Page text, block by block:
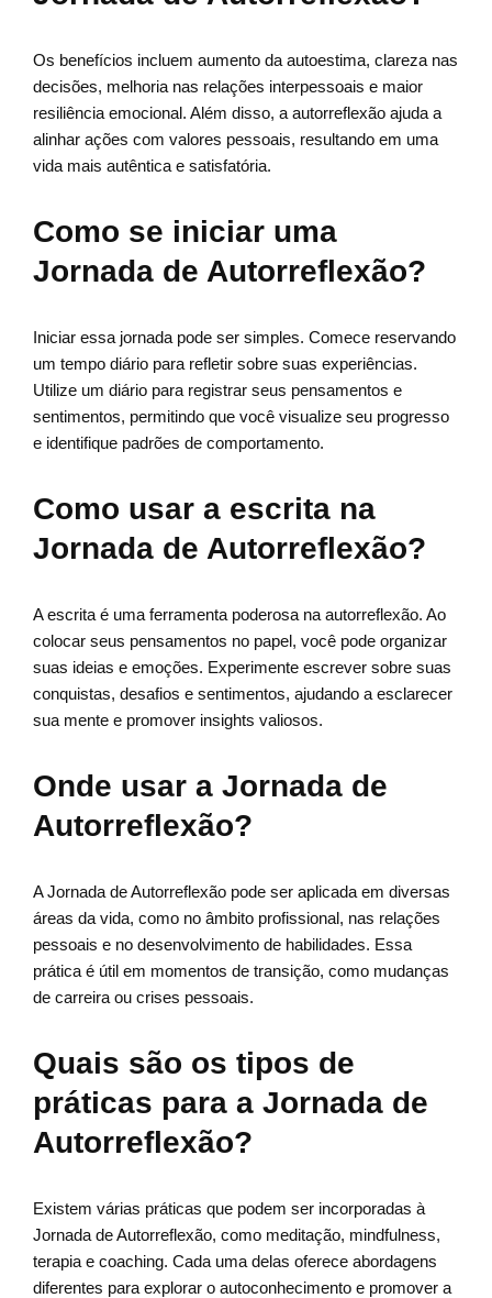
Os benefícios incluem aumento da autoestima, clareza nas
decisões, melhoria nas relações interpessoais e maior
resiliência emocional. Além disso, a autorreflexão ajuda a
alinhar ações com valores pessoais, resultando em uma
vida mais autêntica e satisfatória.
Como se iniciar uma
Jornada de Autorreflexão?
Iniciar essa jornada pode ser simples. Comece reservando
um tempo diário para refletir sobre suas experiências.
Utilize um diário para registrar seus pensamentos e
sentimentos, permitindo que você visualize seu progresso
e identifique padrões de comportamento.
Como usar a escrita na
Jornada de Autorreflexão?
A escrita é uma ferramenta poderosa na autorreflexão. Ao
colocar seus pensamentos no papel, você pode organizar
suas ideias e emoções. Experimente escrever sobre suas
conquistas, desafios e sentimentos, ajudando a esclarecer
sua mente e promover insights valiosos.
Onde usar a Jornada de
Autorreflexão?
A Jornada de Autorreflexão pode ser aplicada em diversas
áreas da vida, como no âmbito profissional, nas relações
pessoais e no desenvolvimento de habilidades. Essa
prática é útil em momentos de transição, como mudanças
de carreira ou crises pessoais.
Quais são os tipos de
práticas para a Jornada de
Autorreflexão?
Existem várias práticas que podem ser incorporadas à
Jornada de Autorreflexão, como meditação, mindfulness,
terapia e coaching. Cada uma delas oferece abordagens
diferentes para explorar o autoconhecimento e promover a